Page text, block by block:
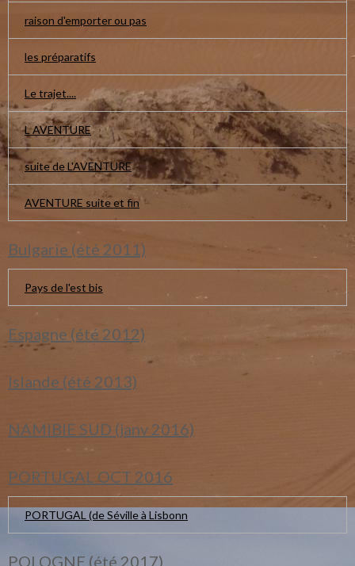
raison d'emporter ou pas
les préparatifs
Le trajet....
L AVENTURE
suite de L'AVENTURE
AVENTURE suite et fin
Bulgarie (été 2011)
Pays de l'est bis
Espagne (été 2012)
Islande (été 2013)
NAMIBIE SUD (janv 2016)
PORTUGAL OCT 2016
PORTUGAL (de Séville à Lisbonn
POLOGNE (été 2017)